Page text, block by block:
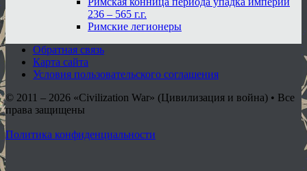
236 – 565 г.г.
Римские легионеры
Обратная связь
Карта сайта
Условия пользовательского соглашения
© 2011 – 2026 «Civilization War» (Цивилизация и война) • Все
права защищены
Политика конфиденциальности